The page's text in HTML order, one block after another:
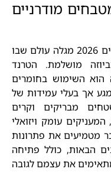
מודרניים
המבט קדימה לעבר מטבחים מודרניים 2026 מגלה עולם שבו
מושלמת. הטרנד
הוא השימוש בחומרים
אך בעלי עמידות של
מבריקים וקרים
עומק ויזואלי
מטמיעים את פתרונות
הבאות, כולל פתיחה
את עצמם לגובה